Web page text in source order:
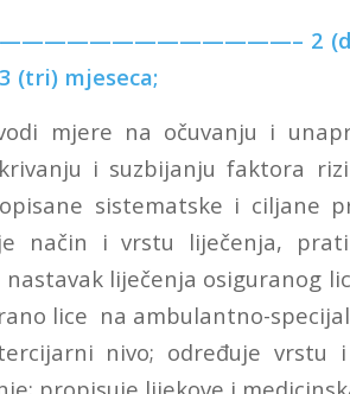
2
(tri) mjeseca;
mjere na očuvanju i
i suzbijanju faktora
sistematske i ciljane
način i vrstu liječenja,
liječenja osiguranog
lice na ambulantno-
nivo; određuje vrstu i